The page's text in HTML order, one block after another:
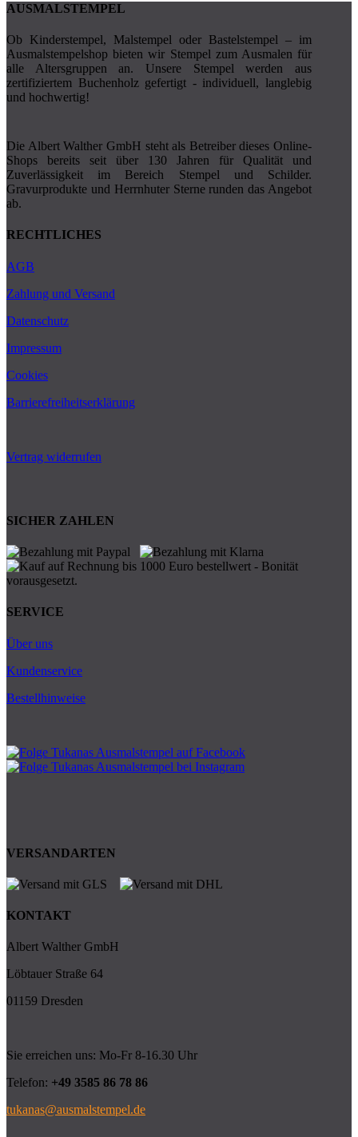
AUSMALSTEMPEL
Ob Kinderstempel, Malstempel oder Bastelstempel – im
Ausmalstempelshop bieten wir Stempel zum Ausmalen für
alle Altersgruppen an. Unsere Stempel werden aus
zertifiziertem Buchenholz gefertigt - individuell, langlebig
und hochwertig!
Die Albert Walther GmbH steht als Betreiber dieses Online-
Shops bereits seit über 130 Jahren für Qualität und
Zuverlässigkeit im Bereich Stempel und Schilder.
Gravurprodukte und Herrnhuter Ster­­ne runden das Angebot
ab.
RECHTLICHES
AGB
Zahlung und Versand
Datenschutz
Impressum
Cookies
Barrierefreiheitserklärung
Vertrag widerrufen
SICHER ZAHLEN
SERVICE
Über uns
Kundenservice
Bestellhinweise
VERSANDARTEN
KONTAKT
Albert Walther GmbH
Löbtauer Straße 64
01159 Dresden
Sie erreichen uns: Mo-Fr 8-16.30 Uhr
Telefon: +49 3585 86 78 86
tukanas@ausmalstempel.de